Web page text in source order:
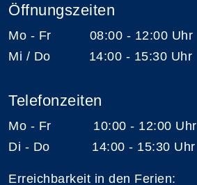
Öffnungszeiten
Mo - Fr 08:00 - 12:00 Uhr
Mi / Do 14:00 - 15:30 Uhr
Telefonzeiten
Mo - Fr 10:00 - 12:00 Uhr
Di - Do 14:00 - 15:30 Uhr
Erreichbarkeit in den Ferien: